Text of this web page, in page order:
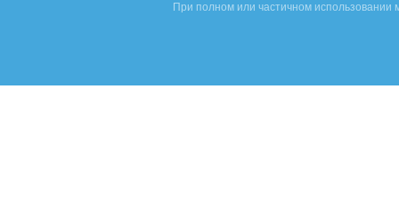
При полном или частичном использовании